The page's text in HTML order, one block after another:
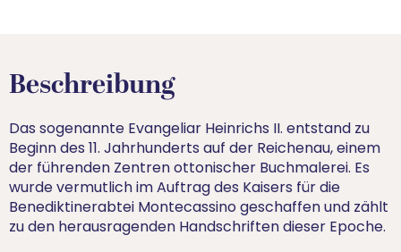
Beschreibung
Das sogenannte Evangeliar Heinrichs II. entstand zu
Beginn des 11. Jahrhunderts auf der Reichenau, einem
der führenden Zentren ottonischer Buchmalerei. Es
wurde vermutlich im Auftrag des Kaisers für die
Benediktinerabtei Montecassino geschaffen und zählt
zu den herausragenden Handschriften dieser Epoche.